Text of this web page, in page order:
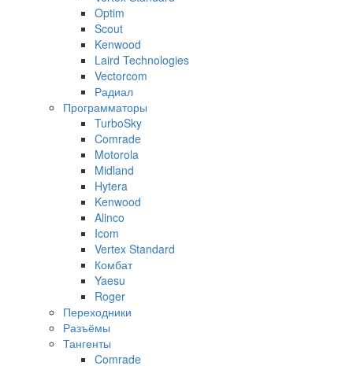
Optim
Scout
Kenwood
Laird Technologies
Vectorcom
Радиал
Программаторы
TurboSky
Comrade
Motorola
Midland
Hytera
Kenwood
Alinco
Icom
Vertex Standard
Комбат
Yaesu
Roger
Переходники
Разъёмы
Тангенты
Comrade